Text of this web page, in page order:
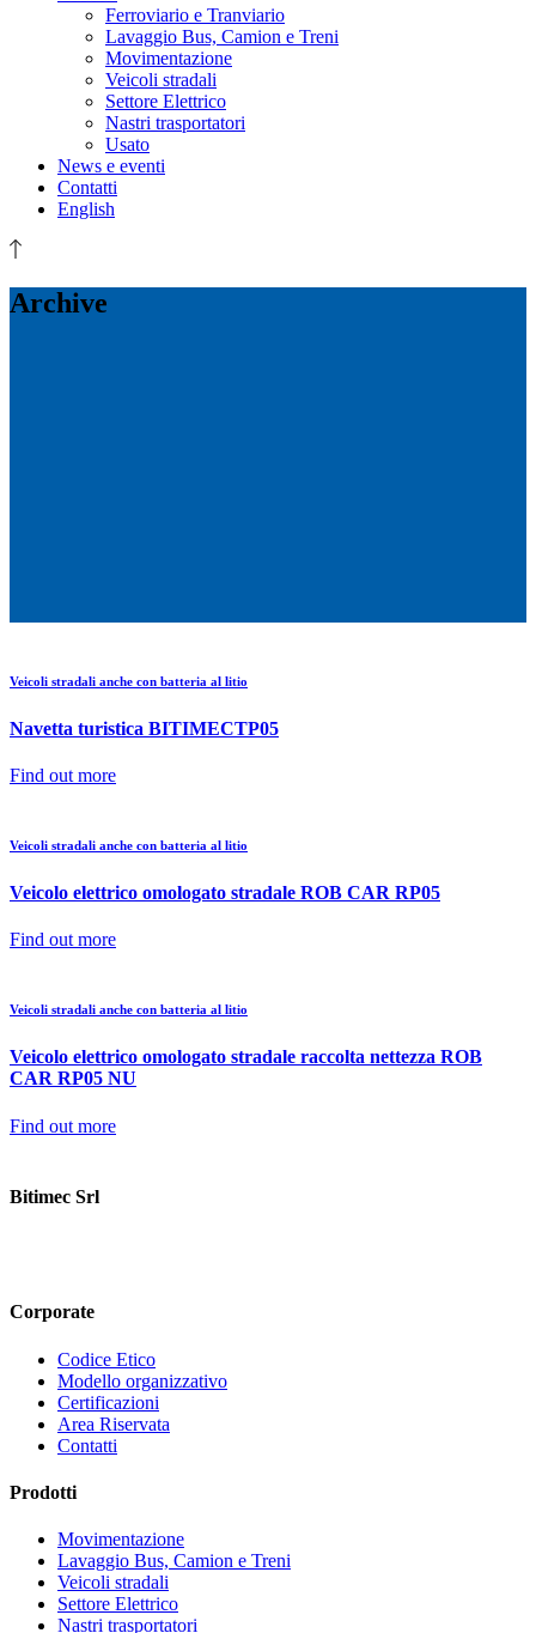
Ferroviario e Tranviario
Lavaggio Bus, Camion e Treni
Movimentazione
Veicoli stradali
Settore Elettrico
Nastri trasportatori
Usato
News e eventi
Contatti
English
Archive
Veicoli stradali anche con batteria al litio
Navetta turistica BITIMECTP05
Find out more
Veicoli stradali anche con batteria al litio
Veicolo elettrico omologato stradale ROB CAR RP05
Find out more
Veicoli stradali anche con batteria al litio
Veicolo elettrico omologato stradale raccolta nettezza ROB
CAR RP05 NU
Find out more
Bitimec Srl
Corporate
Codice Etico
Modello organizzativo
Certificazioni
Area Riservata
Contatti
Prodotti
Movimentazione
Lavaggio Bus, Camion e Treni
Veicoli stradali
Settore Elettrico
Nastri trasportatori